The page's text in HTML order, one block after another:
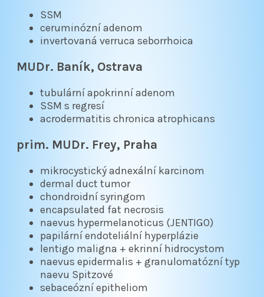
SSM
ceruminózní adenom
invertovaná verruca seborrhoica
MUDr. Baník, Ostrava
tubulární apokrinní adenom
SSM s regresí
acrodermatitis chronica atrophicans
prim. MUDr. Frey, Praha
mikrocystický adnexální karcinom
dermal duct tumor
chondroidní syringom
encapsulated fat necrosis
naevus hypermelanoticus (JENTIGO)
papilární endoteliální hyperplázie
lentigo maligna + ekrinní hidrocystom
naevus epidermalis + granulomatózní typ
naevu Spitzové
sebaceózní epitheliom